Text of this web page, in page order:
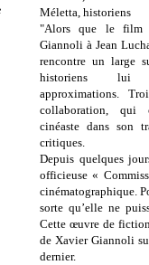
Méletta, historiens
"Alors que le film
Giannoli à Jean
rencontre un large
historiens lui
approximations.
collaboration, qui
cinéaste dans son
critiques.
Depuis quelques
officieuse «
cinématographique.
sorte qu’elle ne
Cette œuvre de
de Xavier Giannoli
dernier.